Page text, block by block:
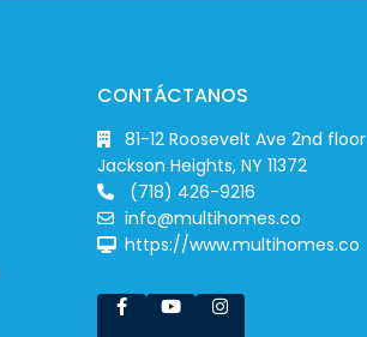
CONTÁCTANOS
81-12 Roosevelt Ave 2nd floor
Jackson Heights, NY 11372
(718) 426-9216
info@multihomes.co
https://www.multihomes.co